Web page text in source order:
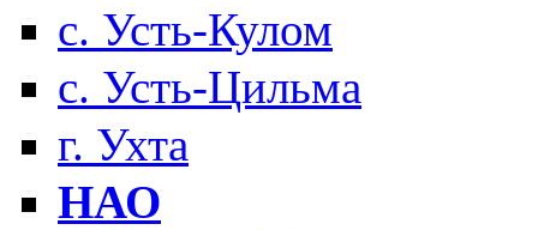
с. Усть-Кулом
с. Усть-Цильма
г. Ухта
НАО